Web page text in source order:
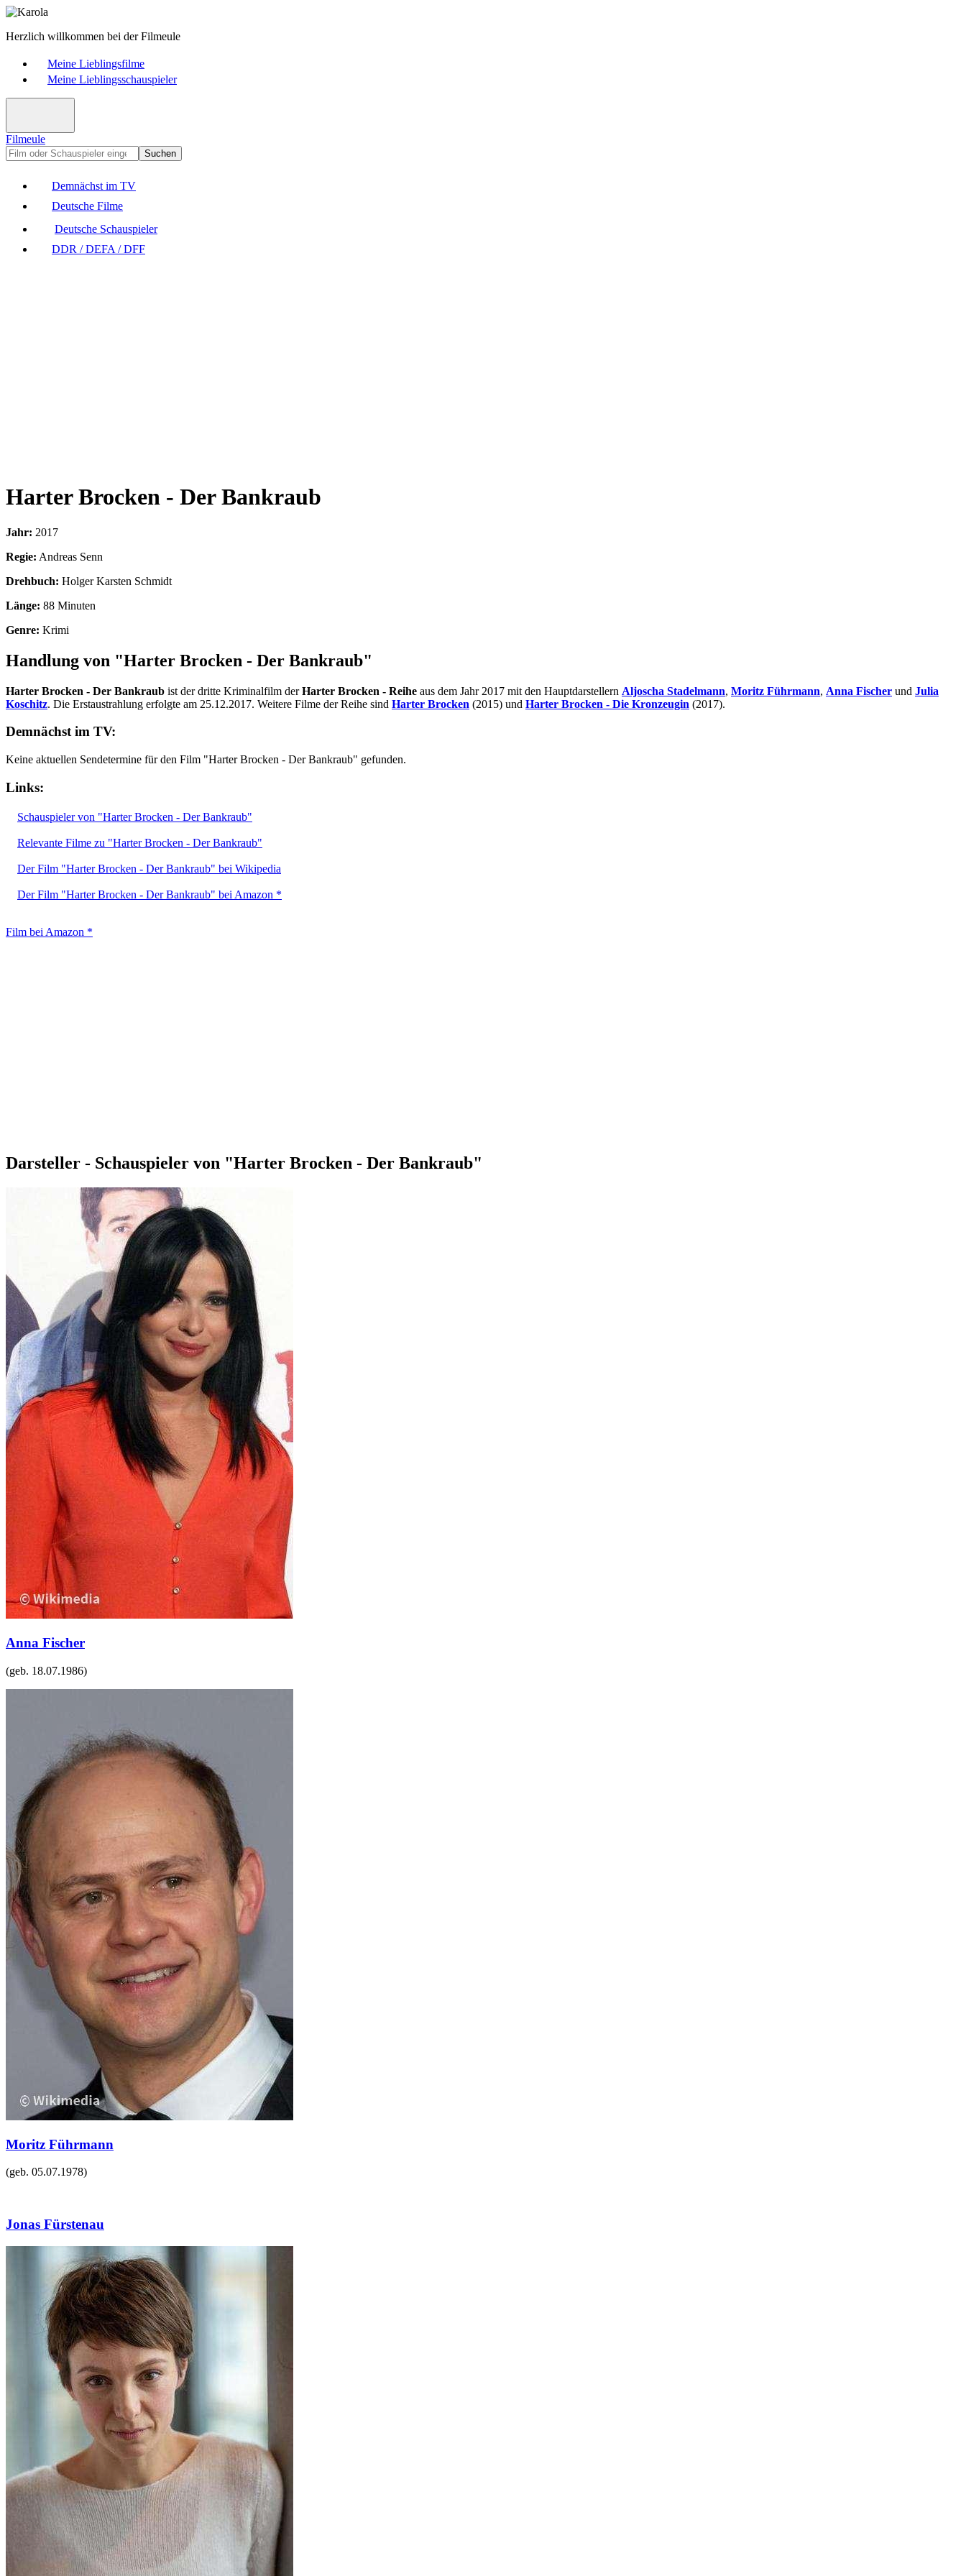
Herzlich willkommen bei der Filmeule
Meine Lieblingsfilme
Meine Lieblingsschauspieler
Filmeule
Suchen
Demnächst im TV
Deutsche Filme
Deutsche Schauspieler
DDR / DEFA / DFF
Harter Brocken - Der Bankraub
Jahr: 2017
Regie: Andreas Senn
Drehbuch: Holger Karsten Schmidt
Länge: 88 Minuten
Genre: Krimi
Handlung von "Harter Brocken - Der Bankraub"
Harter Brocken - Der Bankraub ist der dritte Kriminalfilm derHarter Brocken - Reihe aus dem Jahr 2017 mit den Hauptdarstellern Aljoscha Stadelmann, Moritz Führmann, Anna Fischer und Julia
Koschitz. Die Erstaustrahlung erfolgte am 25.12.2017. Weitere Filme der Reihe sind Harter Brocken (2015) und Harter Brocken - Die Kronzeugin (2017).
Demnächst im TV:
Keine aktuellen Sendetermine für den Film "Harter Brocken - Der Bankraub" gefunden.
Links:
Schauspieler von "Harter Brocken - Der Bankraub"
Relevante Filme zu "Harter Brocken - Der Bankraub"
Der Film "Harter Brocken - Der Bankraub" bei Wikipedia
Der Film "Harter Brocken - Der Bankraub" bei Amazon *
Film bei Amazon *
Darsteller - Schauspieler von "Harter Brocken - Der Bankraub"
Anna Fischer
(geb. 18.07.1986)
Moritz Führmann
(geb. 05.07.1978)
Jonas Fürstenau